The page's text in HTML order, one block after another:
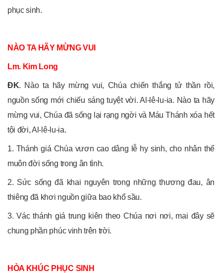
phục sinh.
NÀO TA HÃY MỪNG VUI
Lm. Kim Long
ĐK. Nào ta hãy mừng vui, Chúa chiến thắng tử thần rồi,
nguồn sống mới chiếu sáng tuyệt vời. Al-lê-lu-ia. Nào ta hãy
mừng vui, Chúa đã sống lại rạng ngời và Máu Thánh xóa hết
tội đời, Al-lê-lu-ia.
1. Thánh giá Chúa vươn cao dâng lễ hy sinh, cho nhân thế
muôn đời sống trong ân tình.
2. Sức sống đã khai nguyên trong những thương đau, ân
thiêng đã khơi nguồn giữa bao khổ sầu.
3. Vác thánh giá trung kiên theo Chúa nơi nơi, mai đây sẽ
chung phần phúc vinh trên trời.
HÒA KHÚC PHỤC SINH